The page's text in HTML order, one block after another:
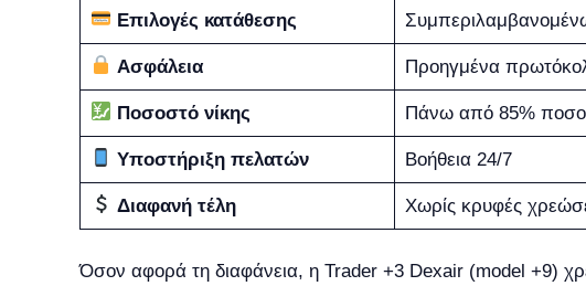
Επιλογές κατάθεσης
Ασφάλεια Προηγμένα
Ποσοστό νίκης Πάνω από 85%
Υποστήριξη πελατών Βοήθεια 24/7
Διαφανή τέλη Χωρίς κρυφές
Όσον αφορά τη διαφάνεια, η Trader +3 Dexair (model +9)